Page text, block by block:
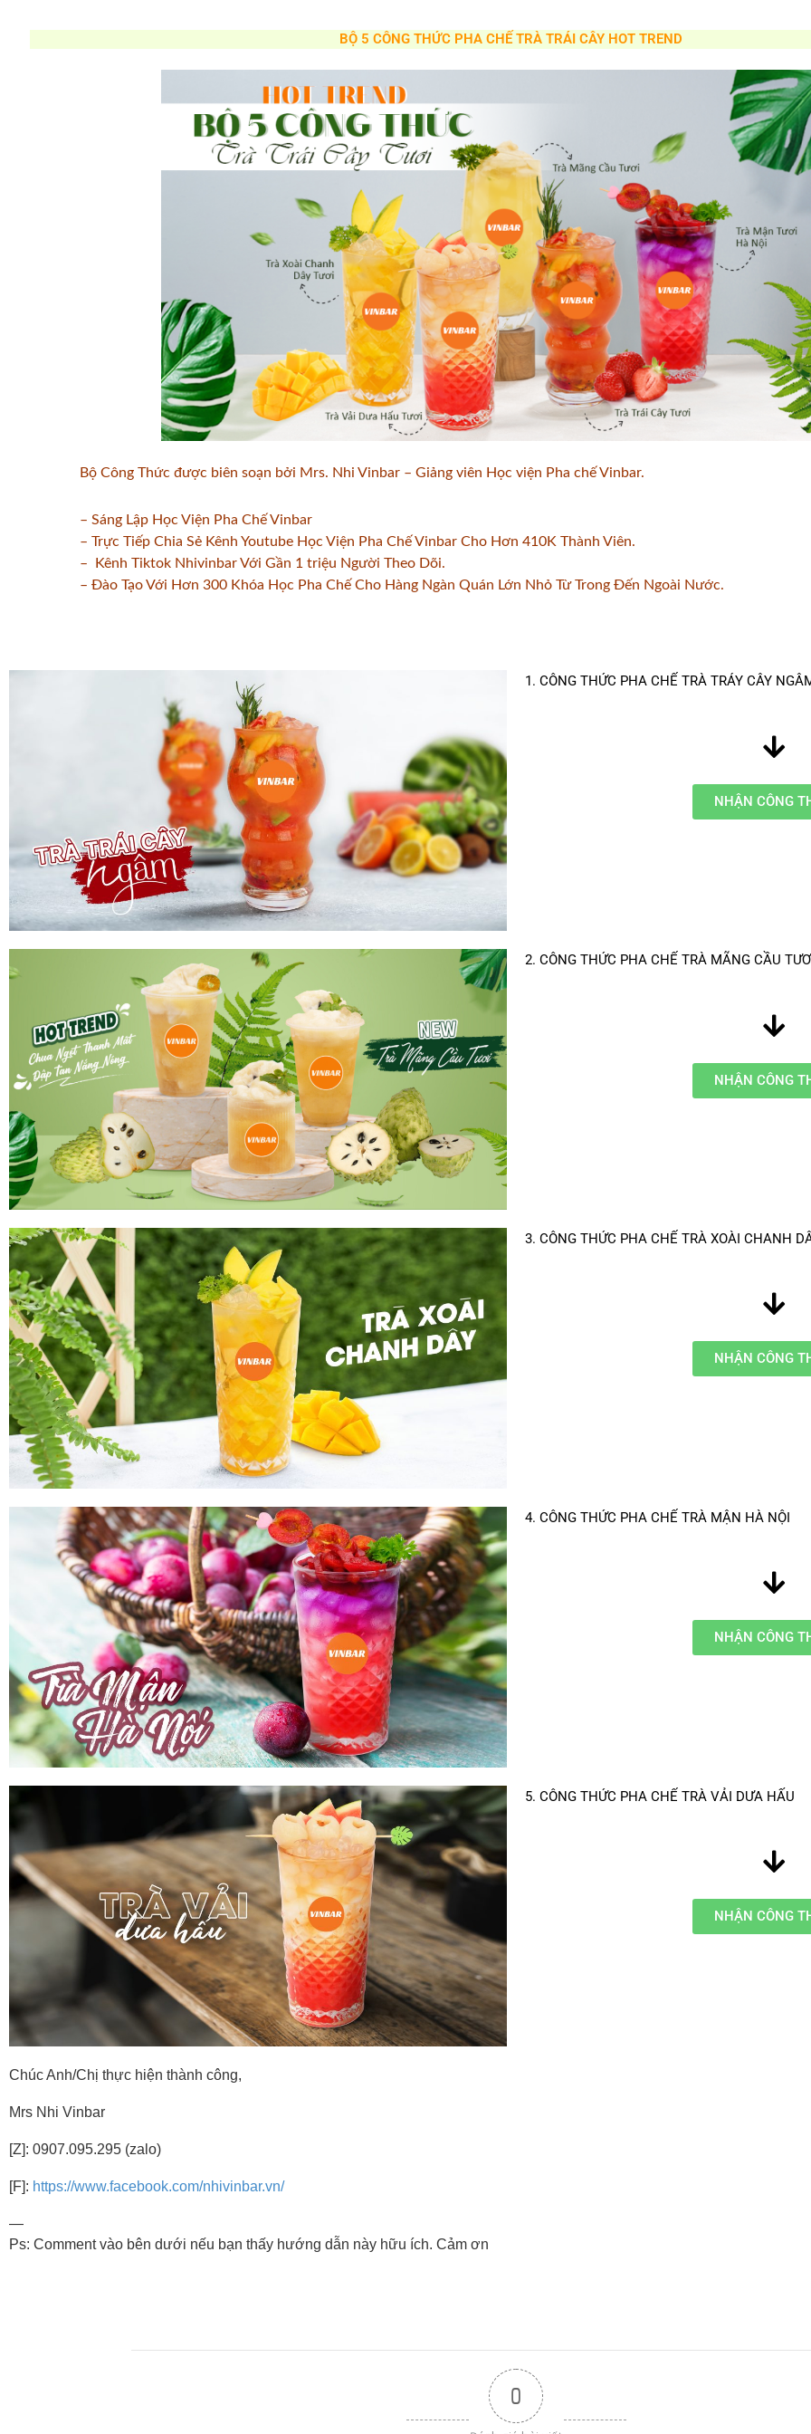
BỘ 5 CÔNG THỨC PHA CHẾ TRÀ TRÁI CÂY HOT TREND
Bộ Công Thức được biên soạn bởi Mrs. Nhi Vinbar – Giảng viên Học viện Pha chế Vinbar.
– Sáng Lập Học Viện Pha Chế Vinbar
– Trực Tiếp Chia Sẻ Kênh Youtube Học Viện Pha Chế Vinbar Cho Hơn 410K Thành Viên.
– Kênh Tiktok Nhivinbar Với Gần 1 triệu Người Theo Dõi.
– Đào Tạo Với Hơn 300 Khóa Học Pha Chế Cho Hàng Ngàn Quán Lớn Nhỏ Từ Trong Đến Ngoài Nước.
1. CÔNG THỨC PHA CHẾ TRÀ TRÁY CÂY
NHẬN CÔNG
2. CÔNG THỨC PHA CHẾ TRÀ MÃNG CẦU
NHẬN CÔNG
3. CÔNG THỨC PHA CHẾ TRÀ XOÀI CHANH
NHẬN CÔNG
4. CÔNG THỨC PHA CHẾ TRÀ MẬN HÀ NỘI
NHẬN CÔNG
5. CÔNG THỨC PHA CHẾ TRÀ VẢI DƯA HẤU
NHẬN CÔNG
Chúc Anh/Chị thực hiện thành công,
Mrs Nhi Vinbar
[Z]: 0907.095.295 (zalo)
[F]: https://www.facebook.com/nhivinbar.vn/
—
Ps: Comment vào bên dưới nếu bạn thấy hướng dẫn này hữu ích. Cảm ơn
0